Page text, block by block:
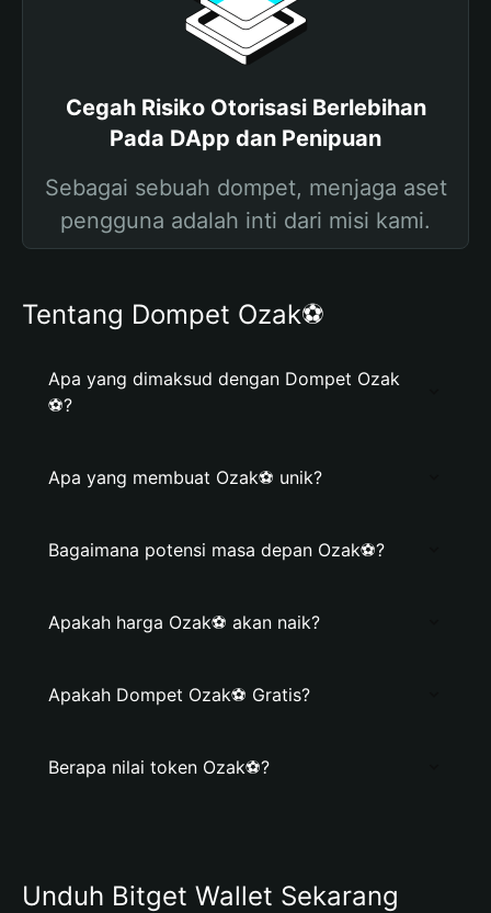
Cegah Risiko Otorisasi Berlebihan
Pada DApp dan Penipuan
Sebagai sebuah dompet, menjaga aset
pengguna adalah inti dari misi kami.
Tentang Dompet Ozak⚽️
Apa yang dimaksud dengan Dompet Ozak
⚽️?
Apa yang membuat Ozak⚽️ unik?
Bagaimana potensi masa depan Ozak⚽️?
Apakah harga Ozak⚽️ akan naik?
Apakah Dompet Ozak⚽️ Gratis?
Berapa nilai token Ozak⚽️?
Unduh Bitget Wallet Sekarang